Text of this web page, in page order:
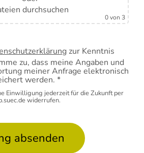
durchsuchen
0von 3
zur Kenntnis
zu, dass meine Angaben und
meiner Anfrage elektronisch
werden. *
Einwilligung jederzeit für die Zukunft per
widerrufen.